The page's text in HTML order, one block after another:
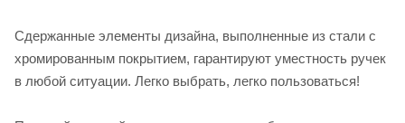
Сдержанные элементы дизайна, выполненные из стали с
хромированным покрытием, гарантируют уместность ручек
в любой ситуации. Легко выбрать, легко пользоваться!